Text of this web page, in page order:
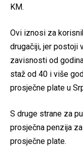
KM.
Ovi iznosi za
drugačiji, jer postoji
zavisnosti od
staž od 40 i više
prosječne plate u
S druge strane za
prosječna penzija
prosječne plate.